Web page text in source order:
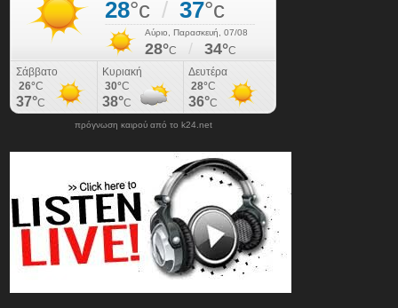
πρόγνωση καιρού από το k24.net